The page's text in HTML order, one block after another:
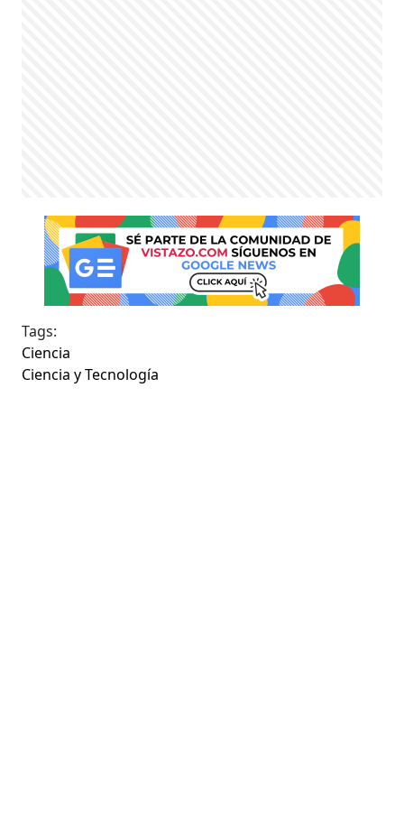
Tags:
Ciencia
Ciencia y Tecnología